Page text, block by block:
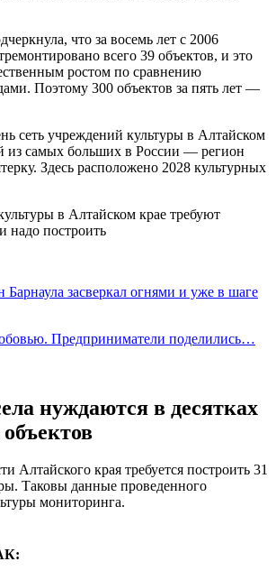
что за восемь лет с 2006
всего 39 объектов, и это
ростом по сравнению
Поэтому 300 объектов за пять лет —
сеть учреждений культуры в Алтайском
из самых больших в России — регион
Здесь расположено 2028 культурных
засверкал огнями и уже в шаге
Предприниматели поделились…
нуждаются в десятках
Алтайского края требуется построить 31
Таковы данные проведенного
мониторинга.